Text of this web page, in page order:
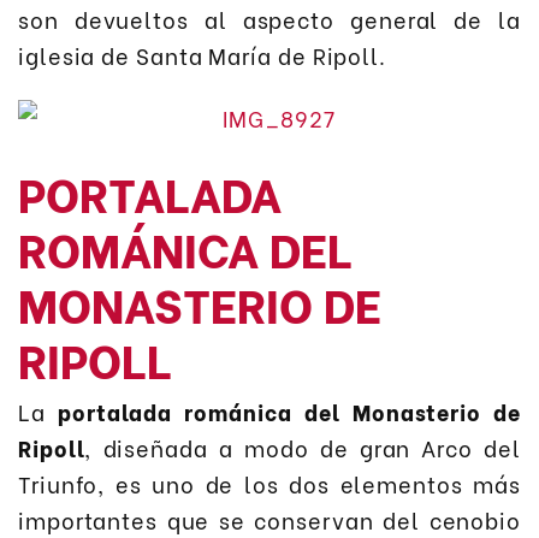
son devueltos al aspecto general de la
iglesia de Santa María de Ripoll.
PORTALADA
ROMÁNICA DEL
MONASTERIO DE
RIPOLL
La portalada románica del Monasterio de
Ripoll, diseñada a modo de gran Arco del
Triunfo, es uno de los dos elementos más
importantes que se conservan del cenobio